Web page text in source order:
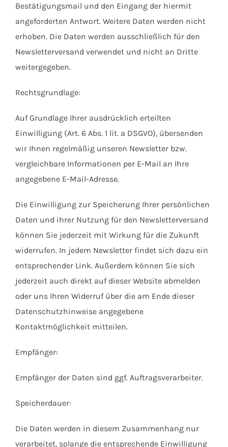
Bestätigungsmail und den Eingang der hiermit
angeforderten Antwort. Weitere Daten werden nicht
erhoben. Die Daten werden ausschließlich für den
Newsletterversand verwendet und nicht an Dritte
weitergegeben.
Rechtsgrundlage:
Auf Grundlage Ihrer ausdrücklich erteilten
Einwilligung (Art. 6 Abs. 1 lit. a DSGVO), übersenden
wir Ihnen regelmäßig unseren Newsletter bzw.
vergleichbare Informationen per E-Mail an Ihre
angegebene E-Mail-Adresse.
Die Einwilligung zur Speicherung Ihrer persönlichen
Daten und ihrer Nutzung für den Newsletterversand
können Sie jederzeit mit Wirkung für die Zukunft
widerrufen. In jedem Newsletter findet sich dazu ein
entsprechender Link. Außerdem können Sie sich
jederzeit auch direkt auf dieser Website abmelden
oder uns Ihren Widerruf über die am Ende dieser
Datenschutzhinweise angegebene
Kontaktmöglichkeit mitteilen.
Empfänger:
Empfänger der Daten sind ggf. Auftragsverarbeiter.
Speicherdauer:
Die Daten werden in diesem Zusammenhang nur
verarbeitet, solange die entsprechende Einwilligung